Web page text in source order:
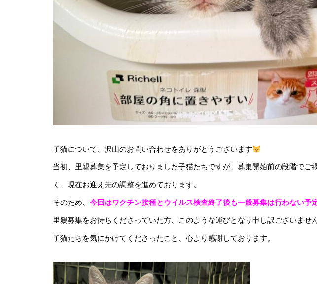
子猫について、沢山のお問い合わせをありがとうございます
当初、里親募集を予定しておりました子猫たちですが、募集開始前の段階でご
く、現在お迎え先の調整を進めております。
そのため、 今回はワクチン接種とウイルス検査終了後も一般募集は行わない予定
里親募集をお待ちくださっていた方、このような運びとなり申し訳ございません
子猫たちを気にかけてくださったこと、心より感謝しております。